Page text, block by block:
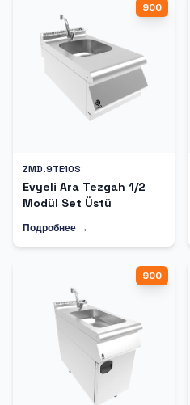
900
ZMD.9TE10S
Evyeli Ara Tezgah 1/2
Modül Set Üstü
Подробнее →
900